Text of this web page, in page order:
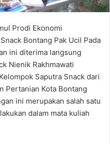
Prodi Ekonomi
Bontang Pak Ucil Pada
ini diterima langsung
Nienik Rakhmawati
Saputra Snack dari
Pertanian Kota Bontang
ini merupakan salah satu
dalam mata kuliah